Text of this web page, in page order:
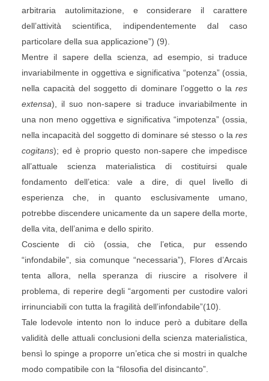
arbitraria autolimitazione, e considerare il carattere
dell’attività scientifica, indipendentemente dal caso
particolare della sua applicazione”) (9).
Mentre il sapere della scienza, ad esempio, si traduce
invariabilmente in oggettiva e significativa “potenza” (ossia,
nella capacità del soggetto di dominare l’oggetto o lares
extensa), il suo non-sapere si traduce invariabilmente in
una non meno oggettiva e significativa “impotenza” (ossia,
nella incapacità del soggetto di dominare sé stesso o lares
cogitans); ed è proprio questo non-sapere che impedisce
all’attuale scienza materialistica di costituirsi quale
fondamento dell’etica: vale a dire, di quel livello di
esperienza che, in quanto esclusivamente umano,
potrebbe discendere unicamente da un sapere della morte,
della vita, dell’anima e dello spirito.
Cosciente di ciò (ossia, che l’etica, pur essendo
“infondabile”, sia comunque “necessaria”), Flores d’Arcais
tenta allora, nella speranza di riuscire a risolvere il
problema, di reperire degli “argomenti per custodire valori
irrinunciabili con tutta la fragilità dell’infondabile”(10).
Tale lodevole intento non lo induce però a dubitare della
validità delle attuali conclusioni della scienza materialistica,
bensì lo spinge a proporre un’etica che si mostri in qualche
modo compatibile con la “filosofia del disincanto”.